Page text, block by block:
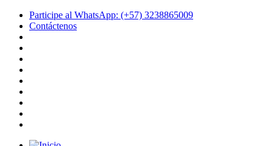
Participe al WhatsApp: (+57) 3238865009
Contáctenos